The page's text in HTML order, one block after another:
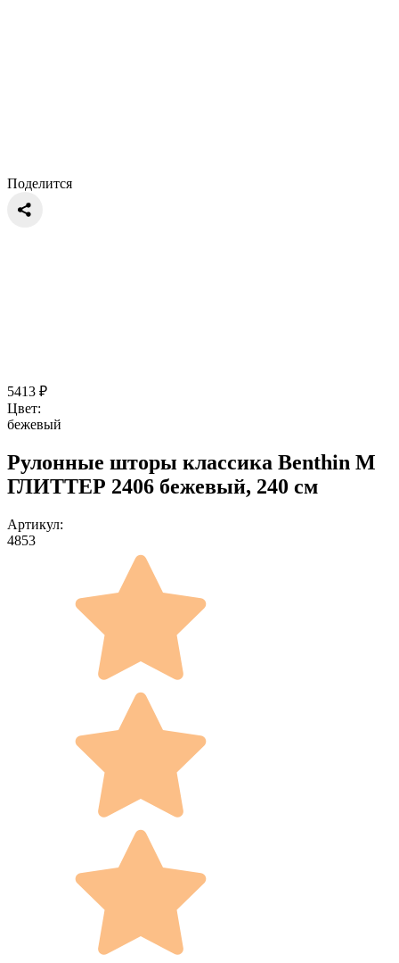
Поделится
5413 ₽
Цвет:
бежевый
Рулонные шторы классика Benthin M
ГЛИТТЕР 2406 бежевый, 240 см
Артикул:
4853